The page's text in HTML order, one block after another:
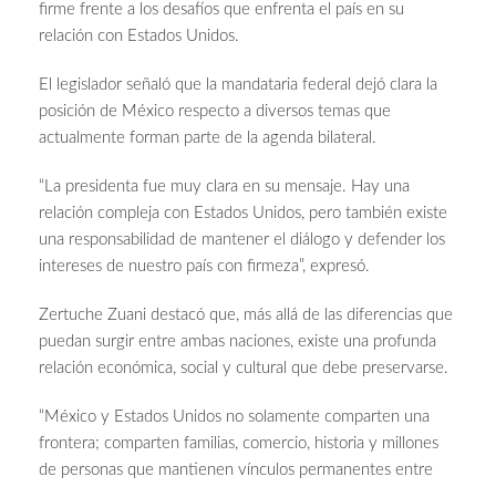
firme frente a los desafíos que enfrenta el país en su
relación con Estados Unidos.
El legislador señaló que la mandataria federal dejó clara la
posición de México respecto a diversos temas que
actualmente forman parte de la agenda bilateral.
“La presidenta fue muy clara en su mensaje. Hay una
relación compleja con Estados Unidos, pero también existe
una responsabilidad de mantener el diálogo y defender los
intereses de nuestro país con firmeza”, expresó.
Zertuche Zuani destacó que, más allá de las diferencias que
puedan surgir entre ambas naciones, existe una profunda
relación económica, social y cultural que debe preservarse.
“México y Estados Unidos no solamente comparten una
frontera; comparten familias, comercio, historia y millones
de personas que mantienen vínculos permanentes entre